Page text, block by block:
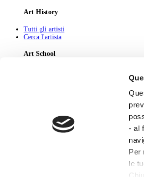
- al
Per
le
Art History
Tutti gli artisti
Cerca l'artista
Art School
Newsletter
© 2026 GIUNTI EDITORE s.p.a., piazza Virgilio 4 - 20123
Codice fiscale e numero d'iscrizione al Registro Imprese di